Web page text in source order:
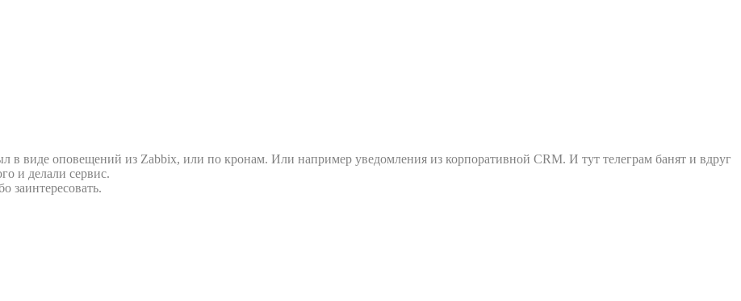
в виде оповещений из Zabbix, или по кронам. Или например уведомления из корпоративной CRM. И тут телеграм банят и вдруг
и делали сервис.
заинтересовать.